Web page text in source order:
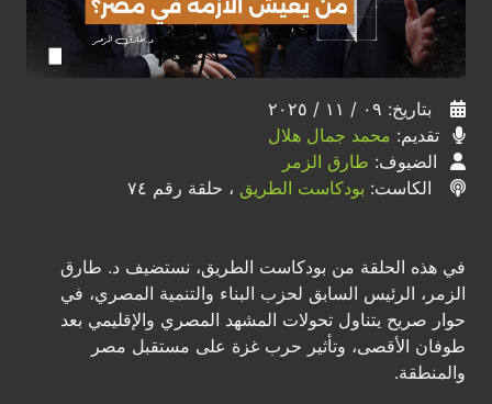
بتاريخ: ٠٩ / ١١ / ٢٠٢٥
تقديم: محمد جمال هلال
الضيوف: طارق الزمر
الكاست: بودكاست الطريق ، حلقة رقم ٧٤
في هذه الحلقة من بودكاست الطريق، نستضيف د. طارق
الزمر، الرئيس السابق لحزب البناء والتنمية المصري، في
حوار صريح يتناول تحولات المشهد المصري والإقليمي بعد
طوفان الأقصى، وتأثير حرب غزة على مستقبل مصر
والمنطقة.